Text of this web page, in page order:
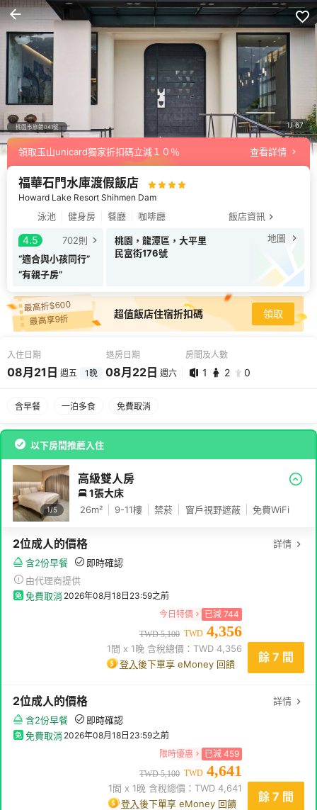
1 67
領取玉山unicard獨家折扣碼立減１０％ 查看詳情
福華石門水庫渡假飯店
Howard Lake Resort Shihmen Dam
泳池 健身房 餐廳 咖啡廳 飯店資訊
4.5 702則
“適合與小孩同行”
“有親子房”
桃園，龍潭區，大平里
民富街176號
地圖
最高折$600
最高享9折 超值飯店住宿折扣碼 領取
入住日期 退房日期 房間及人數
08月21 日 週五 1 晚 08月22日 週六 1 2 0
20
含早餐 一泊多食 免費取消
以下房間推薦入住
1/5
高級雙人房
1張大床
26m² 9-11樓 禁菸 窗戶視野遮蔽 免費WiFi
2位成人的價格
詳情
含2份早餐
即時確認
由代理商提供
免費取消 2026年08月18日23:59之前
今日特價
已減 744
TWD 5,100 TWD 4,356
1間 x 1晚 含稅總價：TWD 4,356
登入後下單享 eMoney 回饋 餘 7 間
2位成人的價格
詳情
含2份早餐
即時確認
免費取消 2026年08月18日23:59之前
限時優惠
已減 459
TWD 5,100 TWD 4,641
1間 x 1晚 含稅總價：TWD 4,641
登入後下單享 eMoney 回饋 餘 7 間